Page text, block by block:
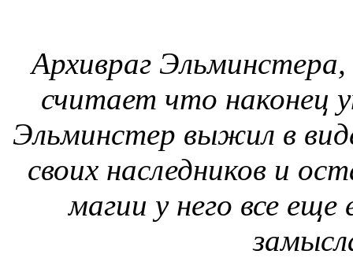
Архивраг
считает что наконец
Эльминстер выжил в
своих наследников и
магии у него все